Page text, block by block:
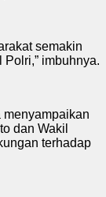
semakin
imbuhnya.
menyampaikan
dan Wakil
terhadap